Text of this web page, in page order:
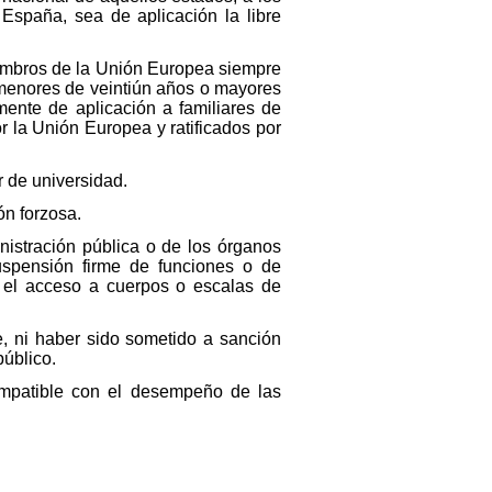
sea de aplicación la libre
de la Unión Europea siempre
de veintiún años o mayores
de aplicación a familiares de
la Unión Europea y ratificados por
de universidad.
forzosa.
pública o de los órganos
firme de funciones o de
acceso a cuerpos o escalas de
ni haber sido sometido a sanción
con el desempeño de las